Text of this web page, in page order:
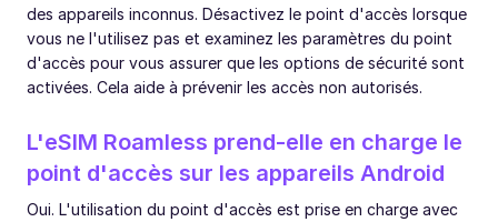
des appareils inconnus. Désactivez le point d'accès lorsque
vous ne l'utilisez pas et examinez les paramètres du point
d'accès pour vous assurer que les options de sécurité sont
activées. Cela aide à prévenir les accès non autorisés.
L'eSIM Roamless prend-elle en charge le
point d'accès sur les appareils Android
Oui. L'utilisation du point d'accès est prise en charge avec